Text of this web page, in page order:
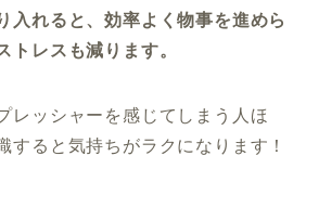
入れると、効率よく物事を進めら
トレスも減ります。
レッシャーを感じてしまう人ほ
すると気持ちがラクになります！